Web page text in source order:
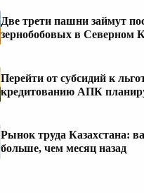
Две трети пашни займут
зернобобовых в Северном
Перейти от субсидий к
кредитованию АПК
Рынок труда Казахстана:
больше, чем месяц назад